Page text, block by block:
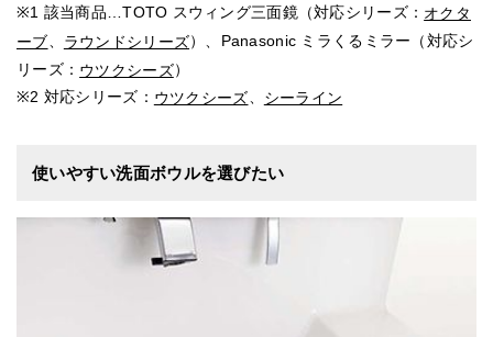
※1 該当商品…TOTO スウィング三面鏡（対応シリーズ： オクタ
ーブ
ラウンドシリーズ）、Panasonic ミラくるミラー（対応シ
リーズ： ウツクシーズ）
※2 対応シリーズ： ウツクシーズ、 シーライン
使いやすい洗面ボウルを選びたい